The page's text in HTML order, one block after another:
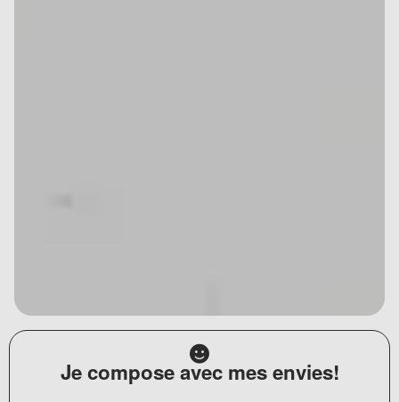
Je compose avec mes envies!